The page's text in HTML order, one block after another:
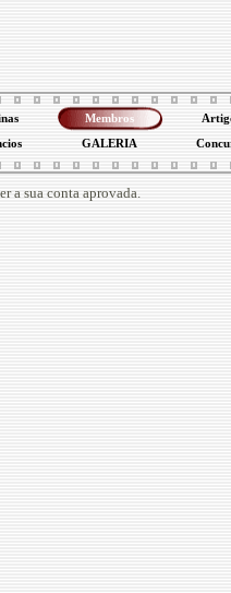
Membros
GALERIA
a sua conta aprovada.